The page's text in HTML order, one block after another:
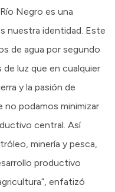
Negro es una
nuestra identidad. Este
de agua por segundo
luz que en cualquier
y la pasión de
podamos minimizar
central. Así
minería y pesca,
productivo
enfatizó